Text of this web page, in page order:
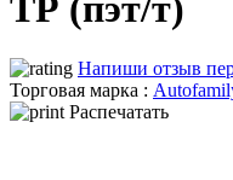
ТР (пэт/т)
Напиши отзыв
Торговая марка :
Распечатать